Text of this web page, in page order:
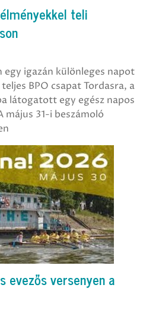
teli
egy igazán különleges napot
BPO csapat Tordasra, a
látogatott egy egész napos
31-i beszámoló
evezős versenyen a